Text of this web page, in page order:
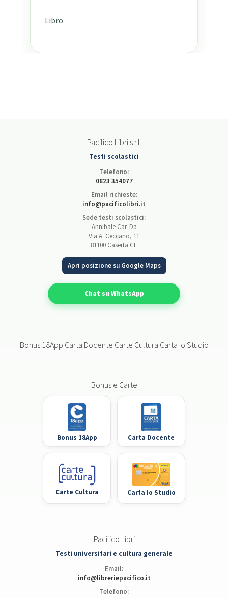
Libro
Pacifico Libri s.r.l.
Testi scolastici
Telefono:
0823 354077
Email richieste:
info@pacificolibri.it
Sede testi scolastici:
Annibale Car. Da
Via A. Ceccano, 11
81100 Caserta CE
Apri posizione su Google Maps
Chat su WhatsApp
Bonus 18App Carta Docente Carte Cultura Carta Io Studio
Bonus e Carte
Bonus 18App Carta Docente
Carte Cultura Carta Io Studio
Pacifico Libri
Testi universitari e cultura generale
Email:
info@libreriepacifico.it
Telefono: